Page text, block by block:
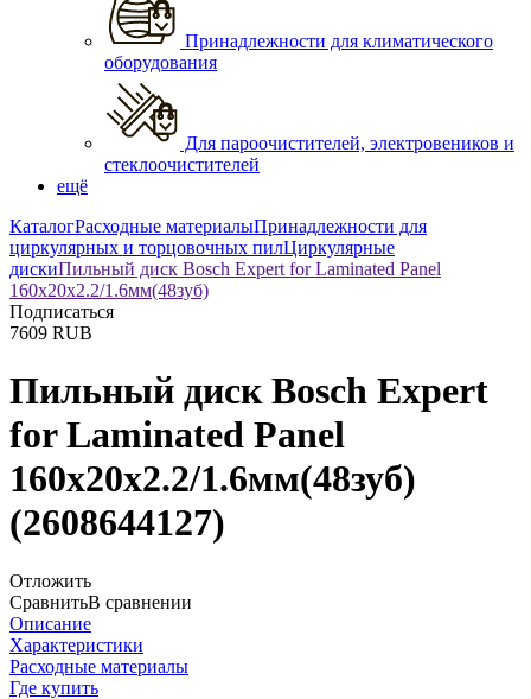
Принадлежности для климатического
оборудования
Для пароочистителей, электровеников и
стеклоочистителей
ещё
КаталогРасходные материалыПринадлежности для
циркулярных и торцовочных пилЦиркулярные
дискиПильный диск Bosch Expert for Laminated Panel
160х20х2.2/1.6мм(48зуб)
Подписаться
7609 RUB
Пильный диск Bosch Expert
for Laminated Panel
160х20х2.2/1.6мм(48зуб)
(2608644127)
Отложить
СравнитьВ сравнении
Описание
Характеристики
Расходные материалы
Где купить